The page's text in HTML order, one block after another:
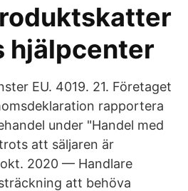
hjälpcenter
EU. 4019. 21. Företaget
rapportera
under "Handel med
att säljaren är
2020 — Handlare
att behöva